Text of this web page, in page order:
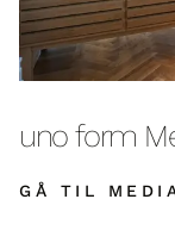
uno form
GÅ TIL